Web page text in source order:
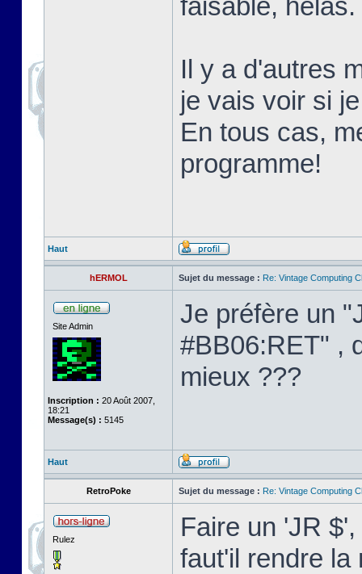
faisable, hélas.
Il y a d'autres
je vais voir si
En tous cas,
programme!
Haut
hERMOL Sujet du message : Re: Vintage Computing
Site Admin
Inscription : 20 Août 2007,
18:21
Message(s) : 5145
Je préfère un
#BB06:RET" ,
mieux ???
Haut
RetroPoke Sujet du message : Re: Vintage Computing
Rulez
Faire un 'JR
faut'il rendre la